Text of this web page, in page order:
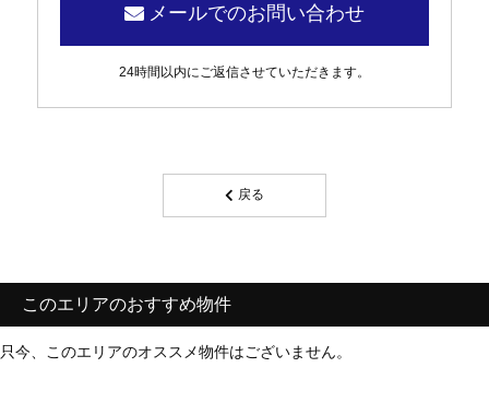
メールでのお問い合わせ
24時間以内にご返信させていただきます。
戻る
このエリアのおすすめ物件
只今、このエリアのオススメ物件はございません。